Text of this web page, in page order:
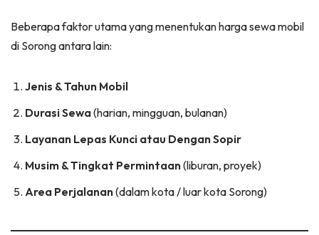
Beberapa faktor utama yang menentukan harga sewa mobil
di Sorong antara lain:
Jenis & Tahun Mobil
Durasi Sewa(harian, mingguan, bulanan)
Layanan Lepas Kunci atau Dengan Sopir
Musim & Tingkat Permintaan(liburan, proyek)
Area Perjalanan(dalam kota / luar kota Sorong)